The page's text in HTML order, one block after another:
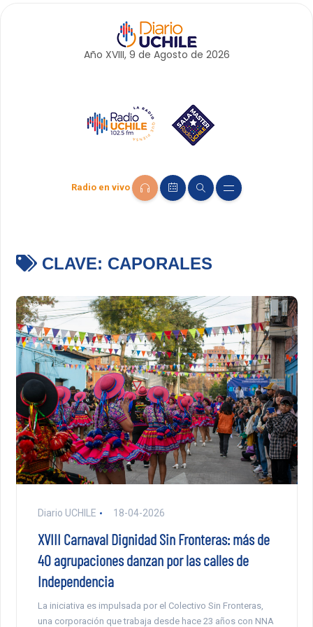
Año XVIII, 9 de Agosto de 2026
Radio en vivo
CLAVE: CAPORALES
Diario UCHILE 18-04-2026
XVIII Carnaval Dignidad Sin Fronteras: más de
40 agrupaciones danzan por las calles de
Independencia
La iniciativa es impulsada por el Colectivo Sin Fronteras,
una corporación que trabaja desde hace 23 años con NNA